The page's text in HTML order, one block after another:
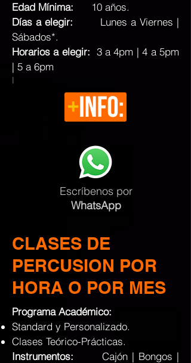
Edad Mínima: 10 años.
Días a elegir: L unes a Viernes |
Sábados*.
Horarios a elegir: 3 a 4pm | 4 a 5pm
| 5 a 6pm
l
Escríbenospor
WhatsApp
CLASES DE
PERCUSION POR
HORA O POR MES
Programa Académico:
Standard y Personalizado.
Clases Teórico-Prácticas.
Instrumentos:Cajón | Bongos |